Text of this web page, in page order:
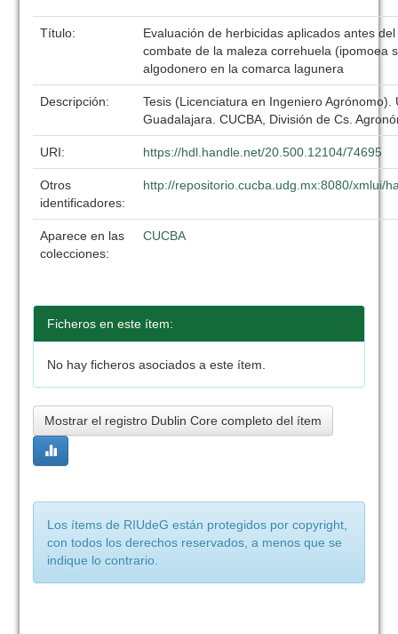
Título:
Evaluación de herbicidas aplicados antes
combate de la maleza correhuela (ipomoea
algodonero en la comarca lagunera
Descripción:
Tesis (Licenciatura en Ingeniero Agrónomo).
Guadalajara. CUCBA, División de Cs.
URI: https://hdl.handle.net/20.500.12104/74695
Otros
identificadores:
http://repositorio.cucba.udg.mx:8080/xmlui/
Aparece en las
colecciones:
CUCBA
Ficheros en este ítem:
No hay ficheros asociados a este ítem.
Mostrar el registro Dublin Core completo del ítem
Los ítems de RIUdeG están protegidos por copyright,
con todos los derechos reservados, a menos que se
indique lo contrario.